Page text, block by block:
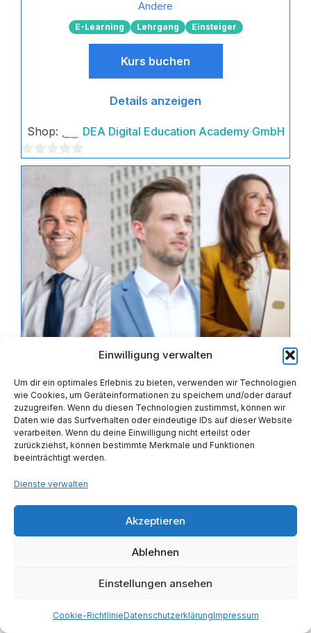
Einwilligung verwalten
Um dir ein optimales Erlebnis zu bieten, verwenden wir Technologien
wie Cookies, um Geräteinformationen zu speichern und/oder darauf
zuzugreifen. Wenn du diesen Technologien zustimmst, können wir
Daten wie das Surfverhalten oder eindeutige IDs auf dieser Website
verarbeiten. Wenn du deine Einwilligung nicht erteilst oder
zurückziehst, können bestimmte Merkmale und Funktionen
beeinträchtigt werden.
Dienste verwalten
Akzeptieren
Ablehnen
Einstellungen ansehen
Cookie-RichtlinieDatenschutzerklärungImpressum
Andere
E-Learning Lehrgang Einsteiger
Kurs buchen
Details anzeigen
Shop: DEA Digital Education Academy GmbH
0
AEVO-Prüfung stressfrei bestehen inkl.
Kategorie:
Beruf & Karriere
Coaching & Beratung
Erwachsenenbildung
Finanzen & Versicherungen
,